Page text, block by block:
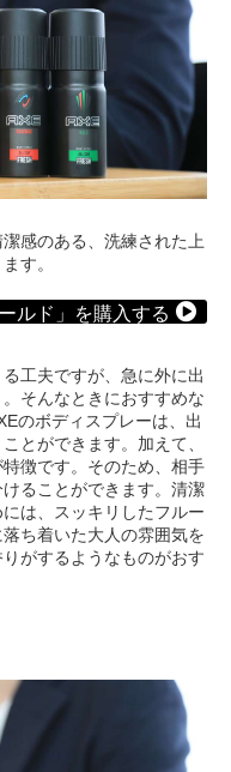
感のある、洗練された上
す。
ルド」を購入する
工夫ですが、急に外に出
そんなときにおすすめな
のボディスプレーは、出
とができます。加えて、
徴です。そのため、相手
ることができます。清潔
は、スッキリしたフルー
ち着いた大人の雰囲気を
がするようなものがおす